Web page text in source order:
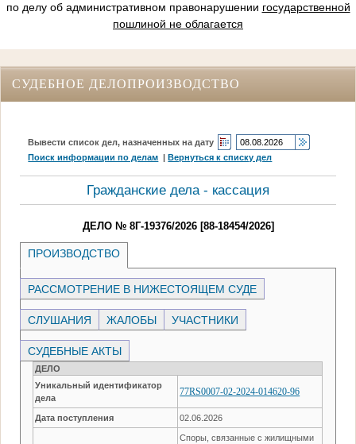
по делу об административном правонарушении государственной
пошлиной не облагается
СУДЕБНОЕ ДЕЛОПРОИЗВОДСТВО
Вывести список дел, назначенных на дату
Поиск информации по делам |Вернуться к списку дел
Гражданские дела - кассация
ДЕЛО № 8Г-19376/2026 [88-18454/2026]
ПРОИЗВОДСТВО
РАССМОТРЕНИЕ В НИЖЕСТОЯЩЕМ СУДЕ
СЛУШАНИЯ ЖАЛОБЫ УЧАСТНИКИ
СУДЕБНЫЕ АКТЫ
ДЕЛО
Уникальный идентификатор
дела
77RS0007-02-2024-014620-96
Дата поступления 02.06.2026
Споры, связанные с жилищными